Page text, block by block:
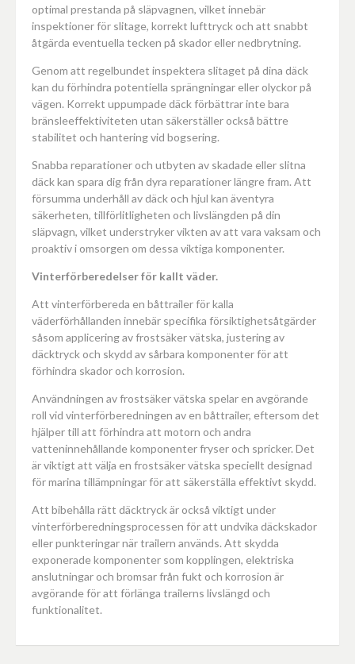
optimal prestanda på släpvagnen, vilket innebär
inspektioner för slitage, korrekt lufttryck och att snabbt
åtgärda eventuella tecken på skador eller nedbrytning.
Genom att regelbundet inspektera slitaget på dina däck
kan du förhindra potentiella sprängningar eller olyckor på
vägen. Korrekt uppumpade däck förbättrar inte bara
bränsleeffektiviteten utan säkerställer också bättre
stabilitet och hantering vid bogsering.
Snabba reparationer och utbyten av skadade eller slitna
däck kan spara dig från dyra reparationer längre fram. Att
försumma underhåll av däck och hjul kan äventyra
säkerheten, tillförlitligheten och livslängden på din
släpvagn, vilket understryker vikten av att vara vaksam och
proaktiv i omsorgen om dessa viktiga komponenter.
Vinterförberedelser för kallt väder.
Att vinterförbereda en båttrailer för kalla
väderförhållanden innebär specifika försiktighetsåtgärder
såsom applicering av frostsäker vätska, justering av
däcktryck och skydd av sårbara komponenter för att
förhindra skador och korrosion.
Användningen av frostsäker vätska spelar en avgörande
roll vid vinterförberedningen av en båttrailer, eftersom det
hjälper till att förhindra att motorn och andra
vatteninnehållande komponenter fryser och spricker. Det
är viktigt att välja en frostsäker vätska speciellt designad
för marina tillämpningar för att säkerställa effektivt skydd.
Att bibehålla rätt däcktryck är också viktigt under
vinterförberedningsprocessen för att undvika däckskador
eller punkteringar när trailern används. Att skydda
exponerade komponenter som kopplingen, elektriska
anslutningar och bromsar från fukt och korrosion är
avgörande för att förlänga trailerns livslängd och
funktionalitet.